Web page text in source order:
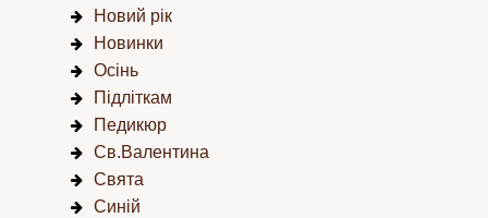
Новий рік
Новинки
Осінь
Підліткам
Педикюр
Св.Валентина
Свята
Синій